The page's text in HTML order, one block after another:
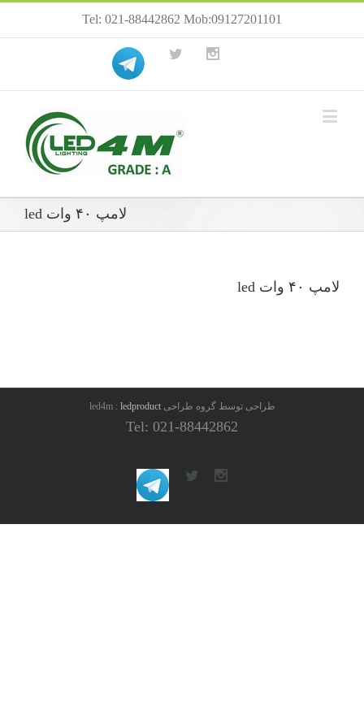
Tel: 021-88442862 Mob:09127201101
لامپ ۴۰ وات led
لامپ ۴۰ وات led
طراحی توسط گروه طراحی led4m :ledproduct
Tel: 021-88442862